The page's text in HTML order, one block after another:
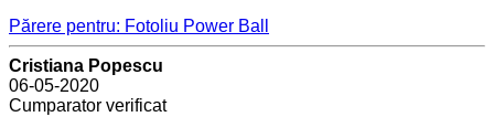
Părere pentru: Fotoliu Power Ball
Cristiana Popescu
06-05-2020
Cumparator verificat